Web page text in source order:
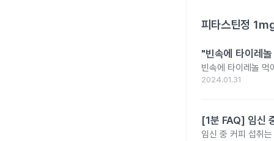
피타스틴정
"빈속에 타이레
빈속에 타이레놀 먹
2024.01.31
[1분 FAQ] 임신
임신 중 커피 섭취